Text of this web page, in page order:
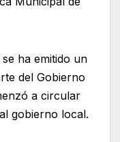
ha emitido un
del Gobierno
a circular
gobierno local.